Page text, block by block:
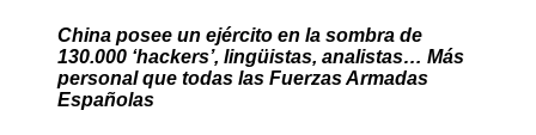
China posee un ejército en la sombra de
130.000 ‘hackers’, lingüistas, analistas… Más
personal que todas las Fuerzas Armadas
Españolas